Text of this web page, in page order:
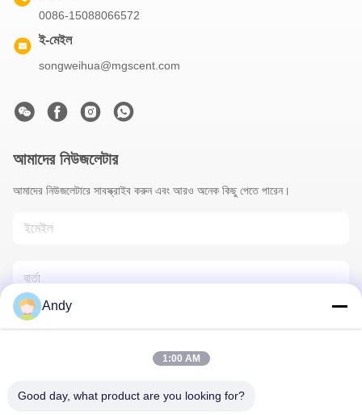
0086-15088066572
ই-মেইল
songweihua@mgscent.com
আমাদের নিউজলেটার
আমাদের নিউজলেটারে সাবস্ক্রাইব করুন এবং আরও অনেক কিছু পেতে পারেন।
Andy
1:00 AM
Good day, what product are you looking for?